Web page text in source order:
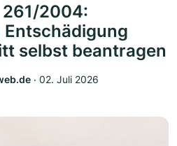
261/2004:
selbst beantragen
‧ 02. Juli 2026